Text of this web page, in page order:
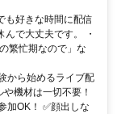
も好きな時間に配信
で大丈夫です。 ・
繁忙期なので」な
から始めるライブ配
機材は一切不要！
加OK！ ✅顔出しな